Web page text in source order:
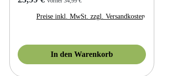
Preise inkl. MwSt. zzgl. Versandkosten
In den Warenkorb